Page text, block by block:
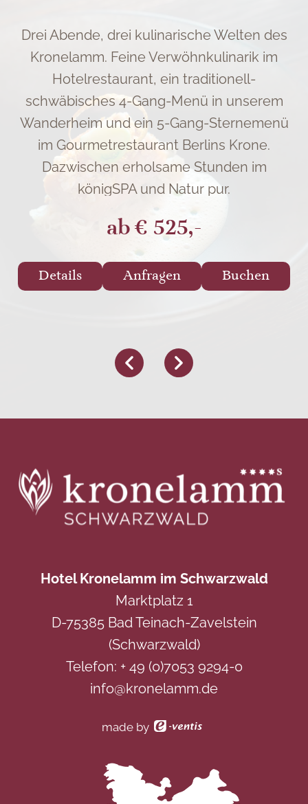
Drei Abende, drei kulinarische Welten des
Kronelamm. Feine Verwöhnkulinarik im
Hotelrestaurant, ein traditionell-
schwäbisches 4-Gang-Menü in unserem
Wanderheim und ein 5-Gang-Sternemenü
im Gourmetrestaurant Berlins Krone.
Dazwischen erholsame Stunden im
königSPA und Natur pur.
ab € 525,-
Details Anfragen Buchen
Hotel Kronelamm im Schwarzwald
Marktplatz 1
D-75385 Bad Teinach-Zavelstein
(Schwarzwald)
Telefon: + 49 (0)7053 9294-0
info@kronelamm.de
made by